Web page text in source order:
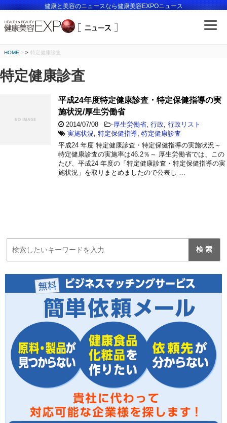
健康と美容のニュースなら健康美容EXPOニュース
HOME > 特定健康診査
特定健康診査
平成24年度特定健康診査・特定保健指導の実
施状況/厚生労働省
2014/07/08 -厚生労働省 行政 行政リスト
実施状況
特定保健指導 特定健康診査
平成24 年度 特定健康診査・特定保健指導の実施状況～
特定健康診査の実施率は46.2％～ 厚生労働省では、この
たび、平成24 年度の「特定健康診査・特定保健指導の実
施状況」を取りまとめましたので公表し …